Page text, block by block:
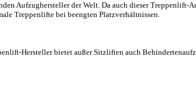
Aufzughersteller der Welt. Da auch dieser
Treppenlifte bei beengten Platzverhältnissen.
Hersteller bietet außer Sitzliften auch